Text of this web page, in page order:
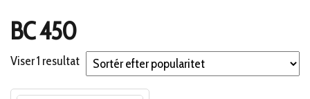
BC 450
Viser 1 resultat